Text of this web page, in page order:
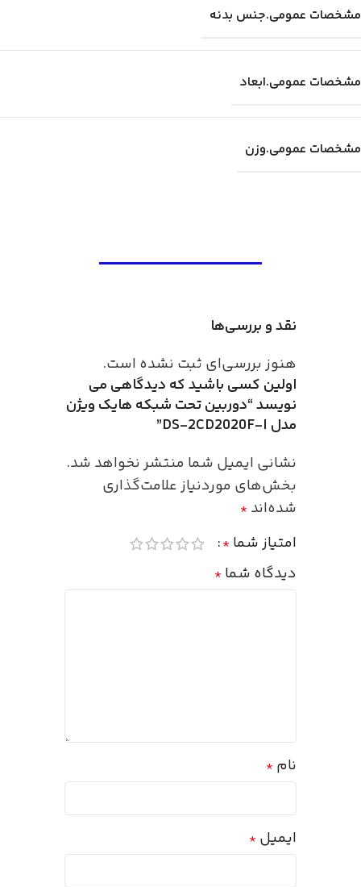
مشخصات عمومی.جنس بدنه
مشخصات عمومی.ابعاد
مشخصات عمومی.وزن
نقد و بررسی‌ها
هنوز بررسی‌ای ثبت نشده است.
اولین کسی باشید که دیدگاهی می
نویسد “دوربین تحت شبکه هایک ویژن
مدل DS-2CD2020F-I”
نشانی ایمیل شما منتشر نخواهد شد.
بخش‌های موردنیاز علامت‌گذاری
شده‌اند *
امتیاز شما *
دیدگاه شما *
نام *
ایمیل *